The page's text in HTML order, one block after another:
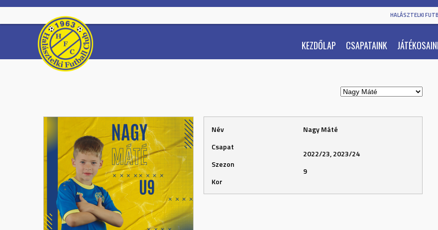
Skip
content
HALÁSZTELKI
KEZDŐLAP CSAPATAINK
Név
Nagy Máté
Csapat
Szezon
2022/23, 2023/24
Kor
9